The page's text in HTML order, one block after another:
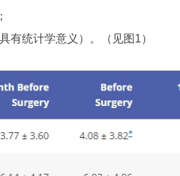
有统计学意义）。（见图1）